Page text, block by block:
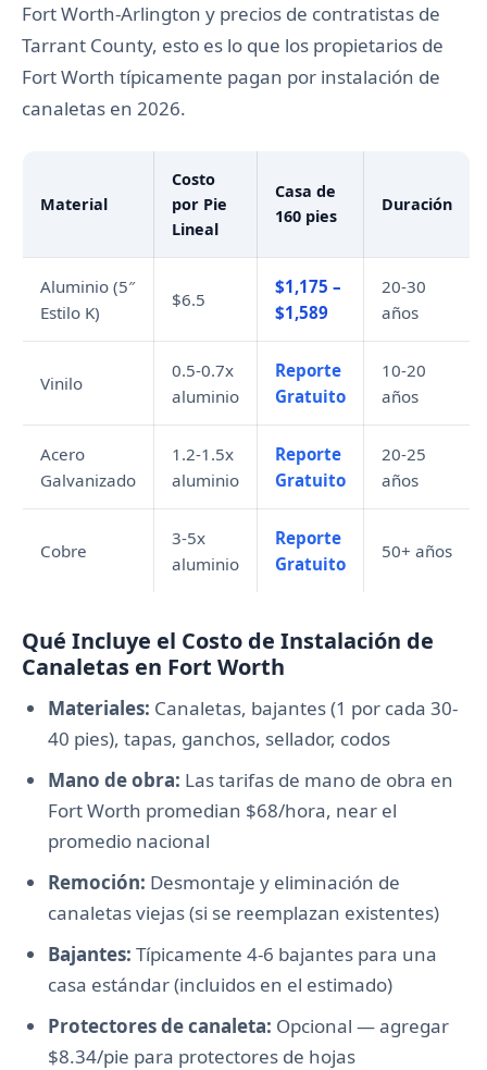
Fort Worth-Arlington y precios de contratistas de
Tarrant County, esto es lo que los propietarios de
Fort Worth típicamente pagan por instalación de
canaletas en 2026.
Material
Costo
por Pie
Lineal
Casa de
160 pies
Duración
Aluminio (5″
Estilo K)
$6.5
$1,175 –
$1,589
20-30
años
Vinilo
0.5-0.7x
aluminio
Reporte
Gratuito
10-20
años
Acero
Galvanizado
1.2-1.5x
aluminio
Reporte
Gratuito
20-25
años
Cobre
3-5x
aluminio
Reporte
Gratuito
50+ años
Qué Incluye el Costo de Instalación de
Canaletas en Fort Worth
Materiales: Canaletas, bajantes (1 por cada 30-
40 pies), tapas, ganchos, sellador, codos
Mano de obra: Las tarifas de mano de obra en
Fort Worth promedian $68/hora, near el
promedio nacional
Remoción: Desmontaje y eliminación de
canaletas viejas (si se reemplazan existentes)
Bajantes: Típicamente 4-6 bajantes para una
casa estándar (incluidos en el estimado)
Protectores de canaleta: Opcional — agregar
$8.34/pie para protectores de hojas